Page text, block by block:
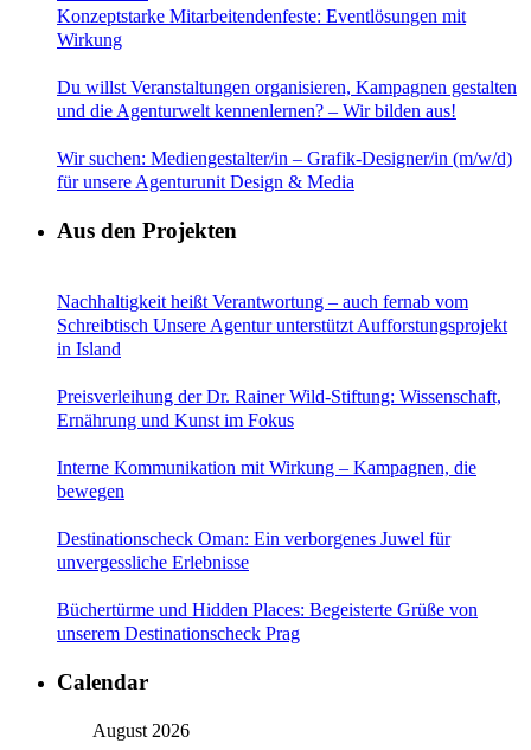
Konzeptstarke Mitarbeitendenfeste: Eventlösungen mit
Wirkung
Du willst Veranstaltungen organisieren, Kampagnen gestalten
und die Agenturwelt kennenlernen? – Wir bilden aus!
Wir suchen: Mediengestalter/in – Grafik-Designer/in (m/w/d)
für unsere Agenturunit Design & Media
Aus den Projekten
Nachhaltigkeit heißt Verantwortung – auch fernab vom
Schreibtisch Unsere Agentur unterstützt Aufforstungsprojekt
in Island
Preisverleihung der Dr. Rainer Wild-Stiftung: Wissenschaft,
Ernährung und Kunst im Fokus
Interne Kommunikation mit Wirkung – Kampagnen, die
bewegen
Destinationscheck Oman: Ein verborgenes Juwel für
unvergessliche Erlebnisse
Büchertürme und Hidden Places: Begeisterte Grüße von
unserem Destinationscheck Prag
Calendar
August 2026